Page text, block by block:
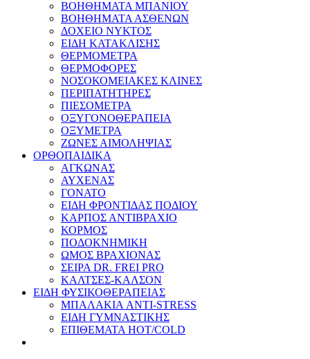
ΒΟΗΘΗΜΑΤΑ ΜΠΑΝΙΟΥ
ΒΟΗΘΗΜΑΤΑ ΑΣΘΕΝΩΝ
ΔΟΧΕΙΟ ΝΥΚΤΟΣ
ΕΙΔΗ ΚΑΤΑΚΛΙΣΗΣ
ΘΕΡΜΟΜΕΤΡΑ
ΘΕΡΜΟΦΟΡΕΣ
ΝΟΣΟΚΟΜΕΙΑΚΕΣ ΚΛΙΝΕΣ
ΠΕΡΙΠΑΤΗΤΗΡΕΣ
ΠΙΕΣΟΜΕΤΡΑ
ΟΞΥΓΟΝΟΘΕΡΑΠΕΙΑ
ΟΞΥΜΕΤΡΑ
ΖΩΝΕΣ ΑΙΜΟΛΗΨΙΑΣ
ΟΡΘΟΠΑΙΔΙΚΑ
ΑΓΚΩΝΑΣ
ΑΥΧΕΝΑΣ
ΓΟΝΑΤΟ
ΕΙΔΗ ΦΡΟΝΤΙΔΑΣ ΠΟΔΙΟΥ
ΚΑΡΠΟΣ ΑΝΤΙΒΡΑΧΙΟ
ΚΟΡΜΟΣ
ΠΟΔΟΚΝΗΜΙΚΗ
ΩΜΟΣ ΒΡΑΧΙΟΝΑΣ
ΣΕΙΡΑ DR. FREI PRO
ΚΑΛΤΣΕΣ-ΚΑΛΣΟΝ
ΕΙΔΗ ΦΥΣΙΚΟΘΕΡΑΠΕΙΑΣ
ΜΠΑΛΑΚΙΑ ANTI-STRESS
ΕΙΔΗ ΓΥΜΝΑΣΤΙΚΗΣ
ΕΠΙΘΕΜΑΤΑ HOT/COLD